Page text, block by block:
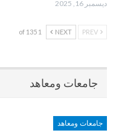
ديسمبر 16, 2025
NEXT
1 of 135
جامعات ومعاهد
جامعات ومعاهد